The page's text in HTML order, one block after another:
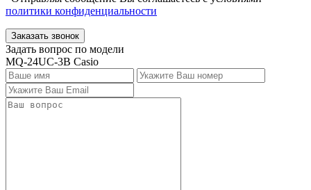
политики конфиденциальности
Заказать звонок
Задать вопрос по модели
MQ-24UC-3B Casio